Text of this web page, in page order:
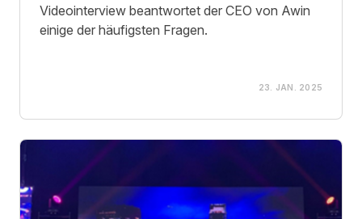
Videointerview beantwortet der CEO von Awin
einige der häufigsten Fragen.
23. JAN. 2025